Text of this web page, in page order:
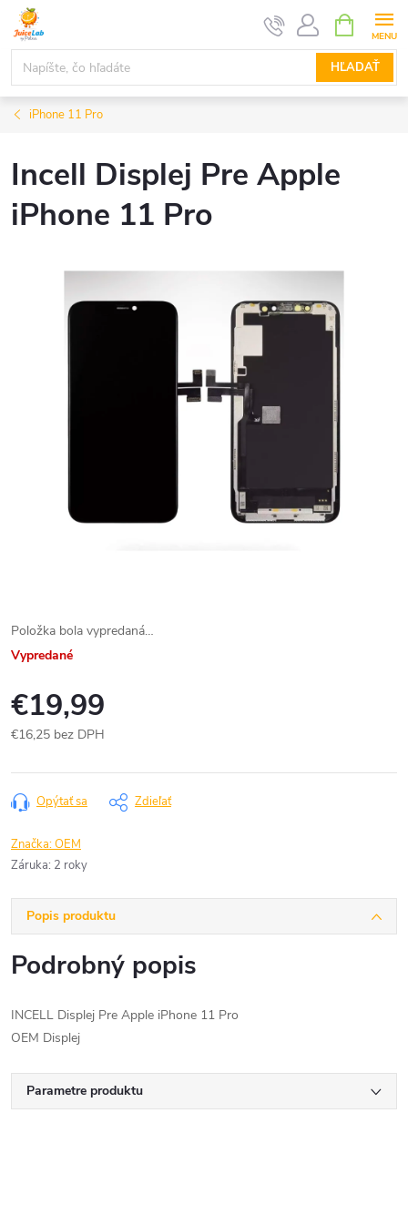
Prejsť
obsah
HĽADAŤ
KOŠÍK
iPhone 11 Pro
Incell Displej Pre Apple
iPhone 11 Pro
Položka bola vypredaná…
Vypredané
€19,99
€16,25 bez DPH
cena:
Opýtať sa Zdieľať
Značka:OEM
Záruka: 2 roky
Popis produktu
Podrobný popis
INCELL Displej Pre Apple iPhone 11 Pro
OEM Displej
Parametre produktu